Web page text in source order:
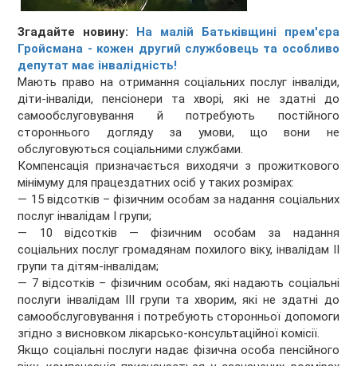
Згадайте новину: На малій Батьківщині прем'єра
Гройсмана - кожен другий службовець та особливо
депутат має інвалідність!
Мають право на отримання соціальних послуг інваліди,
діти-інваліди, пенсіонери та хворі, які не здатні до
самообслуговування й потребують постійного
стороннього догляду за умови, що вони не
обслуговуються соціальними службами.
Компенсація призначається виходячи з прожиткового
мінімуму для працездатних осіб у таких розмірах:
— 15 відсотків – фізичним особам за надання соціальних
послуг інвалідам I групи;
— 10 відсотків — фізичним особам за надання
соціальних послуг громадянам похилого віку, інвалідам II
групи та дітям-інвалідам;
— 7 відсотків – фізичним особам, які надають соціальні
послуги інвалідам III групи та хворим, які не здатні до
самообслуговування і потребують сторонньої допомоги
згідно з висновком лікарсько-консультаційної комісії.
Якщо соціальні послуги надає фізична особа пенсійного